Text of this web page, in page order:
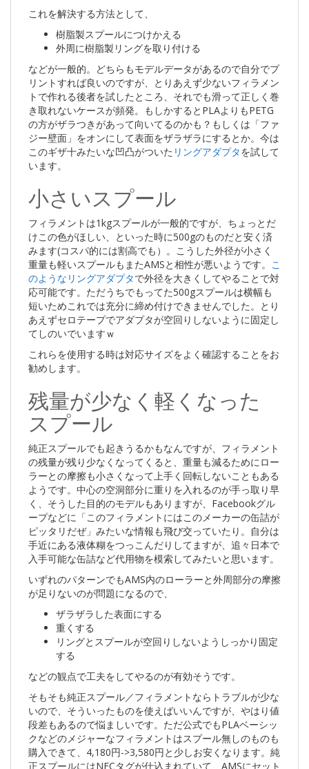
これを解決する方法として、
樹脂製スプールにつけかえる
外周に樹脂製リングを取り付ける
などが一般的。どちらもモデルデータがあるので自分でプ
リントすれば良いのですが、とりあえず少ないフィラメン
トで作れる後者を試したところ、それでも滑って正しく巻
き取れないケースが頻発。もしかするとPLAよりもPETG
の方がザラつきがあって向いてるのかも？もしくは「ファ
ジー壁面」をオンにして表面をザラザラにするとか。今は
このギザ十みたいな凹凸がついた リングアダプタを試して
います。
小さいスプール
フィラメントは1kgスプールが一般的ですが、ちょっとだ
けこの色がほしい、といった時に500gのものだと安く済
みます(コスパ的には割高でも）。こうした外径が小さく
重量も軽いスプールもまたAMSと相性が悪いようです。 こ
のようなリングアダプタで外径を大きくしてやることで対
応可能です。ただうちでもってた500gスプールは横幅も
短いためこれでは充分に締め付けできませんでした。とり
あえずセロテープでアダプタが空回りしないように固定し
てしのいでいますｗ
これらを使用する時は対応サイズをよく確認することをお
勧めします。
残量が少なく軽くなった
スプール
純正スプールでも起きうるかもなんですが、フィラメント
の残量が残り少なくなってくると、重量も減るためにロー
ラーとの摩擦も小さくなって上手く回転しないこともある
ようです。中心の空洞部分に重りを入れるのが手っ取り早
く、そうした目的のモデルもありますが、Facebookグル
ープなどに「このフィラメントにはこのメーカーの缶詰が
ピッタリだぜ」みたいな情報も飛び交っていたり。自分は
手近にある液体糊をつっこんだりしてますが、追々日本で
入手可能な缶詰など代用物を模索してみたいと思います。
いずれのパターンでもAMS内のローラーと外周部分の摩擦
が足りないのが問題になるので、
ザラザラした表面にする
重くする
リングとスプールが空回りしないようしっかり固定
する
などの観点で工夫をしてやるのが有効そうです。
そもそも純正スプール／フィラメントならトラブルが少な
いので、そういったものを使えばいいんですが、やはり値
段差もあるので悩ましいです。ただ公式でもPLAベーシッ
クなどのメジャーなフィラメントはスプール無しのものも
購入できて、4,180円->3,580円と少しお安くなります。純
正スプールにはNFCタグが仕込まれていて、AMSにセット